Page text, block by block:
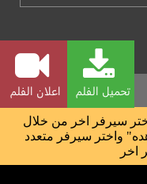
تحميل الفلم اعلان الفلم
سيرفر اخر من خلال
واختر سيرفر متعدد
اخر